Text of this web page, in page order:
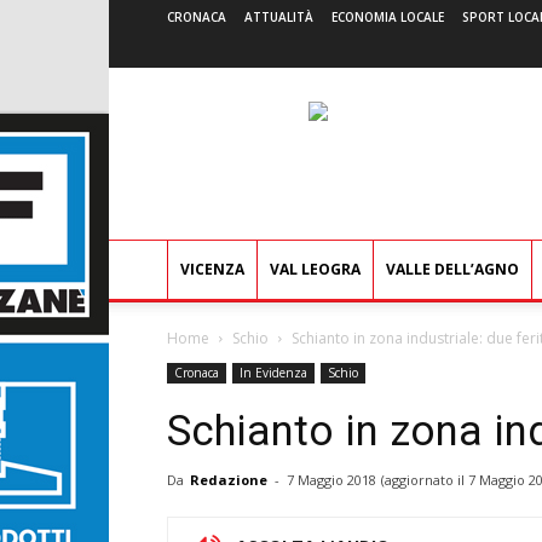
CRONACA ATTUALITÀ ECONOMIA LOCALE SPORT
VICENZA VAL LEOGRA VALLE DELL’AGNO
Home Schio Schianto in zona industriale: due
Cronaca In Evidenza Schio
Schianto in zona
Da Redazione - 7 Maggio 2018 (aggiornato il 7 Maggio